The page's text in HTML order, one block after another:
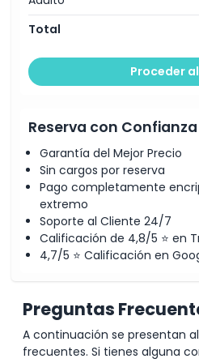
Aspectos Destacados
Horario de Apertura
Cosas a Saber
Ubicación
Total
Proceder
Reserva con Confianza
Garantía del Mejor Precio
Sin cargos por reserva
Pago completamente
extremo
Soporte al Cliente 24/7
Calificación de 4,8/5 ⭐ en
4,7/5 ⭐ Calificación en
Preguntas
A continuación se presentan
frecuentes. Si tienes alguna